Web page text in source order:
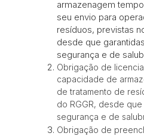
armazenagem
seu envio para
resíduos, previstas
desde que
segurança e de
Obrigação de
capacidade de
de tratamento de
do RGGR, desde
segurança e de
Obrigação de